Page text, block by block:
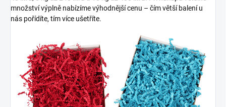
množství výplně nabízíme výhodnější cenu – čím větší balení u
nás pořídíte, tím více ušetříte.